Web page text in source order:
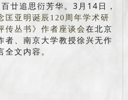
廿追思衍芳华。3月14日，
匡亚明诞辰120周年学术研
传丛书》作者座谈会在北京
者、南京大学教授徐兴无作
文内容。